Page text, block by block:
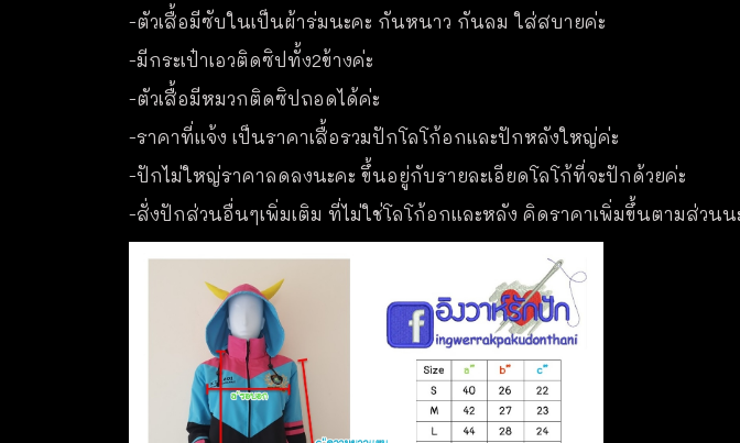
-ตัวเสื้อมีซับในเป็นผ้าร่มนะคะ กันหนาว กันลม ใส่สบายค่ะ
-มีกระเป๋าเอวติดซิปทั้ง2ข้างค่ะ
-ตัวเสื้อมีหมวกติดซิปถอดได้ค่ะ
-ราคาที่แจ้ง เป็นราคาเสื้อรวมปักโลโก้อกและปักหลังใหญ่ค่ะ
-ปักไม่ใหญ่ราคาลดลงนะคะ ขึ้นอยู่กับรายละเอียดโลโก้ที่จะปักด้วยค่ะ
-สั่งปักส่วนอื่นๆเพิ่มเติม ที่ไม่ใช่โลโก้อกและหลัง คิดราคาเพิ่มขึ้นตามส่วนน